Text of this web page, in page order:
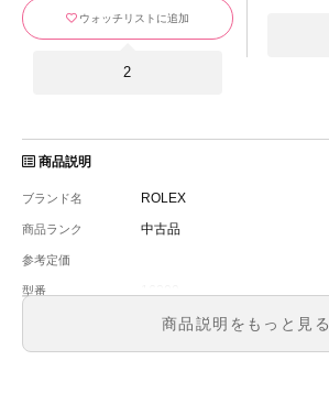
ウォッチリストに追加
2
商品説明
ブランド名 ROLEX
商品ランク 中古品
参考定価
型番
メンズ
文字盤 ピンクローマ文字盤
商品説明をもっと見る